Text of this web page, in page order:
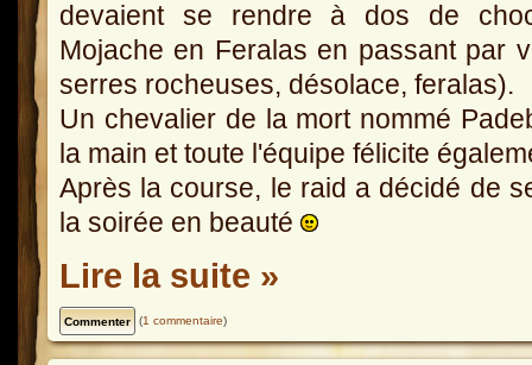
devaient se rendre à dos de
Mojache en Feralas en passant par
serres rocheuses, désolace, feralas).
Un chevalier de la mort nommé
la main et toute l'équipe félicite
Après la course, le raid a décidé de
la soirée en beauté
Lire la suite »
(1 commentaire)